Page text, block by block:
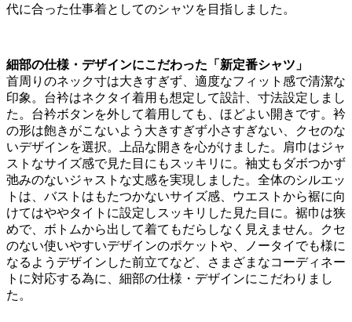
代に合った仕事着としてのシャツを目指しました。
細部の仕様・デザインにこだわった「新定番シャツ」
首周りのネック寸は大きすぎず、適度なフィット感で清潔な
印象。台衿はネクタイ着用も想定して設計、寸法設定しまし
た。台衿ボタンを外して着用しても、ほどよい開きです。衿
の形は飽きがこないよう大きすぎず小さすぎない、クセのな
いデザインを選択。上品な開きを心がけました。肩巾はジャ
ストなサイズ感で見た目にもスッキリに。袖丈もダボつかず
弛みのないジャストな丈感を実現しました。全体のシルエッ
トは、バストはもたつかないサイズ感、ウエストから裾に向
けてはややタイトに設定しスッキリした見た目に。裾巾は狭
めで、ボトムから出して着てもだらしなく見えません。クセ
のない使いやすいデザインのポケットや、ノータイでも様に
なるようデザインした前立てなど、さまざまなコーディネー
トに対応する為に、細部の仕様・デザインにこだわりまし
た。